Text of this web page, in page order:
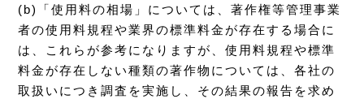
(b)「使用料の相場」については、著作権等管理事業
者の使用料規程や業界の標準料金が存在する場合に
は、これらが参考になりますが、使用料規程や標準
料金が存在しない種類の著作物については、各社の
取扱いにつき調査を実施し、その結果の報告を求め